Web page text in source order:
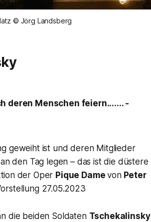
© Jörg Landsberg
deren Menschen feiern....... -
geweiht ist und deren Mitglieder
den Tag legen – das ist die düstere
der Oper Pique DamevonPeter
27.05.2023
die beiden Soldaten Tschekalinsky